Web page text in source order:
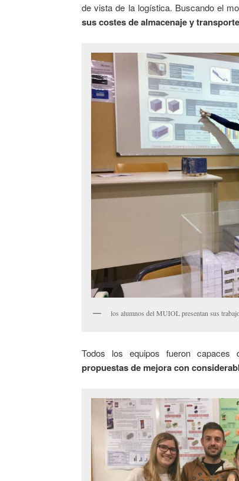
de vista de la logística. Buscando el
sus costes de almacenaje y transporte
los alumnos del MUIOL presentan sus
Todos los equipos fueron
propuestas de mejora con